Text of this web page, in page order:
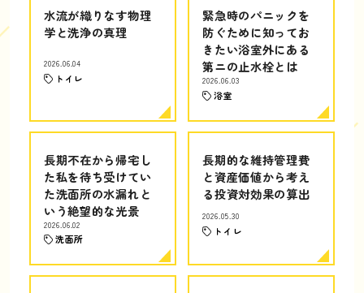
水流が織りなす物理
学と洗浄の真理
2026.06.04
トイレ
緊急時のパニックを
防ぐために知ってお
きたい浴室外にある
第ニの止水栓とは
2026.06.03
浴室
長期不在から帰宅し
た私を待ち受けてい
た洗面所の水漏れと
いう絶望的な光景
2026.06.02
洗面所
長期的な維持管理費
と資産価値から考え
る投資対効果の算出
2026.05.30
トイレ